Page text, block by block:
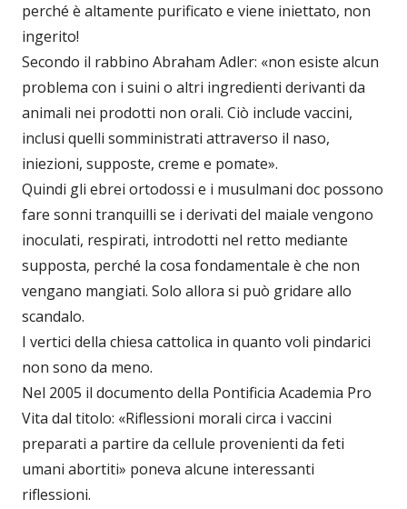
perché è altamente purificato e viene iniettato, non
ingerito!
Secondo il rabbino Abraham Adler: «non esiste alcun
problema con i suini o altri ingredienti derivanti da
animali nei prodotti non orali. Ciò include vaccini,
inclusi quelli somministrati attraverso il naso,
iniezioni, supposte, creme e pomate».
Quindi gli ebrei ortodossi e i musulmani doc possono
fare sonni tranquilli se i derivati del maiale vengono
inoculati, respirati, introdotti nel retto mediante
supposta, perché la cosa fondamentale è che non
vengano mangiati. Solo allora si può gridare allo
scandalo.
I vertici della chiesa cattolica in quanto voli pindarici
non sono da meno.
Nel 2005 il documento della Pontificia Academia Pro
Vita dal titolo: «Riflessioni morali circa i vaccini
preparati a partire da cellule provenienti da feti
umani abortiti» poneva alcune interessanti
riflessioni.